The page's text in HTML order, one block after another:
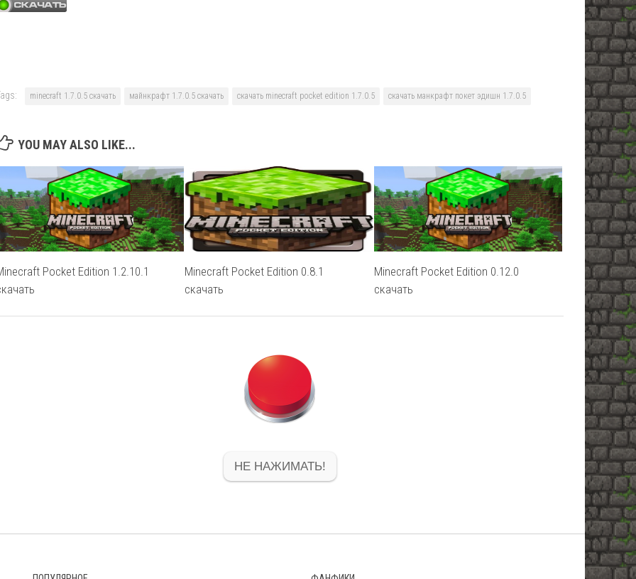
minecraft 1.7.0.5 скачать майнкрафт 1.7.0.5 скачать скачать minecraft pocket edition 1.7.0.5 скачать манкрафт покет эдишн 1.7.0.5
YOU MAY ALSO LIKE...
Pocket Edition 1.2.10.1
Minecraft Pocket Edition 0.8.1
скачать
Minecraft Pocket Edition 0.12.0
скачать
НЕ НАЖИМАТЬ!